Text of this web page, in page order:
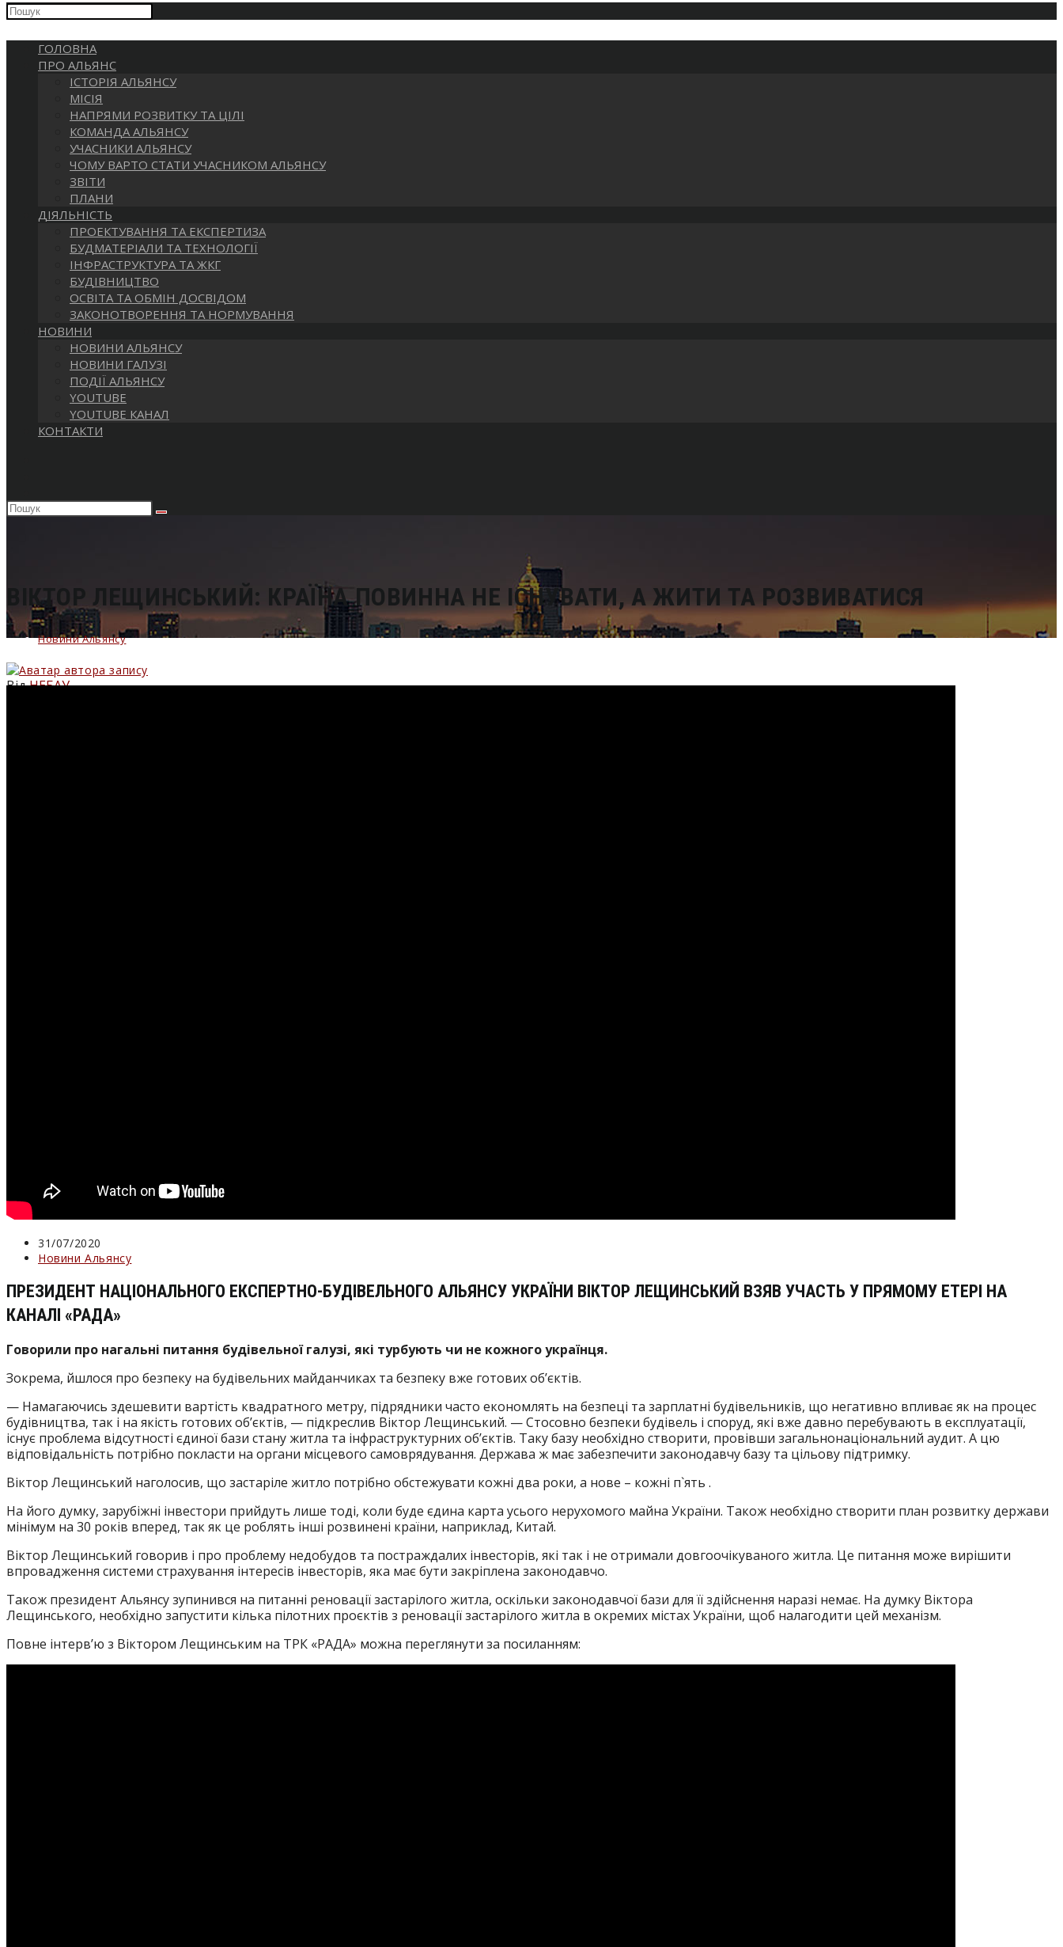
НА
ВЕБ-
САЙТІ
Press
Escape
to
search
ГОЛОВНА
ПРО АЛЬЯНС
ІСТОРІЯ АЛЬЯНСУ
МІСІЯ
НАПРЯМИ РОЗВИТКУ ТА ЦІЛІ
КОМАНДА АЛЬЯНСУ
УЧАСНИКИ АЛЬЯНСУ
ЧОМУ ВАРТО СТАТИ УЧАСНИКОМ АЛЬЯНСУ
ЗВІТИ
ПЛАНИ
ДІЯЛЬНІСТЬ
ПРОЕКТУВАННЯ ТА ЕКСПЕРТИЗА
БУДМАТЕРІАЛИ ТА ТЕХНОЛОГІЇ
ІНФРАСТРУКТУРА ТА ЖКГ
БУДІВНИЦТВО
ОСВІТА ТА ОБМІН ДОСВІДОМ
ЗАКОНОТВОРЕННЯ ТА НОРМУВАННЯ
НОВИНИ
НОВИНИ АЛЬЯНСУ
НОВИНИ ГАЛУЗІ
ПОДІЇ АЛЬЯНСУ
YOUTUBE
YOUTUBE КАНАЛ
КОНТАКТИ
Пошук
на
ВІКТОР ЛЕЩИНСЬКИЙ: КРАЇНА ПОВИННА НЕ ІСНУВАТИ, А ЖИТИ ТА РОЗВИВАТИСЯ
Новини Альянсу
ВідНЕБАУ
Запис
опубліковано:
31/07/2020
Категорія
Новини Альянсу
ПРЕЗИДЕНТ НАЦІОНАЛЬНОГО ЕКСПЕРТНО-БУДІВЕЛЬНОГО АЛЬЯНСУ УКРАЇНИ ВІКТОР ЛЕЩИНСЬКИЙ ВЗЯВ УЧАСТЬ У ПРЯМОМУ ЕТЕРІ НА
КАНАЛІ «РАДА»
Говорили про нагальні питання будівельної галузі, які турбують чи не кожного українця.
Зокрема, йшлося про безпеку на будівельних майданчиках та безпеку вже готових об’єктів.
— Намагаючись здешевити вартість квадратного метру, підрядники часто економлять на безпеці та зарплатні будівельників, що негативно впливає як на процес
будівництва, так і на якість готових об’єктів, — підкреслив Віктор Лещинський. — Стосовно безпеки будівель і споруд, які вже давно перебувають в експлуатації,
існує проблема відсутності єдиної бази стану житла та інфраструктурних об’єктів. Таку базу необхідно створити, провівши загальнонаціональний аудит. А цю
відповідальність потрібно покласти на органи місцевого самоврядування. Держава ж має забезпечити законодавчу базу та цільову підтримку.
Віктор Лещинський наголосив, що застаріле житло потрібно обстежувати кожні два роки, а нове – кожні п`ять .
На його думку, зарубіжні інвестори прийдуть лише тоді, коли буде єдина карта усього нерухомого майна України. Також необхідно створити план розвитку держави
мінімум на 30 років вперед, так як це роблять інші розвинені країни, наприклад, Китай.
Віктор Лещинський говорив і про проблему недобудов та постраждалих інвесторів, які так і не отримали довгоочікуваного житла. Це питання може вирішити
впровадження системи страхування інтересів інвесторів, яка має бути закріплена законодавчо.
Також президент Альянсу зупинився на питанні реновації застарілого житла, оскільки законодавчої бази для її здійснення наразі немає. На думку Віктора
Лещинського, необхідно запустити кілька пілотних проєктів з реновації застарілого житла в окремих містах України, щоб налагодити цей механізм.
Повне інтерв’ю з Віктором Лещинським на ТРК «РАДА» можна переглянути за посиланням: